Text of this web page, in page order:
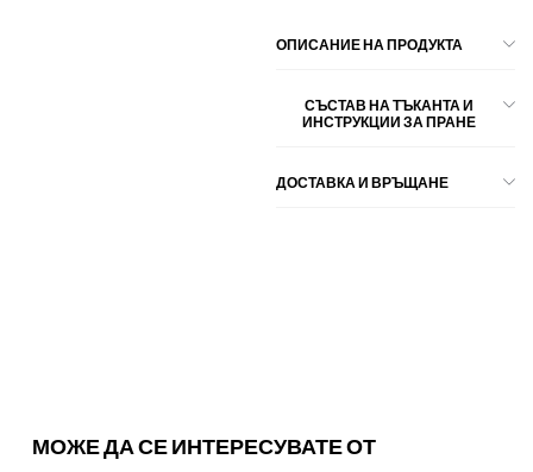
ОПИСАНИЕ НА ПРОДУКТА
СЪСТАВ НА ТЪКАНТА И
ИНСТРУКЦИИ ЗА ПРАНЕ
ДОСТАВКА И ВРЪЩАНЕ
МОЖЕ ДА СЕ ИНТЕРЕСУВАТЕ ОТ